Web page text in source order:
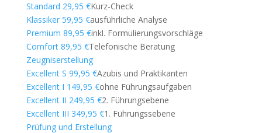
Standard 29,95 €Kurz-Check
Klassiker 59,95 €ausführliche Analyse
Premium 89,95 €inkl. Formulierungsvorschläge
Comfort 89,95 €Telefonische Beratung
Zeugniserstellung
Excellent S 99,95 €Azubis und Praktikanten
Excellent I 149,95 €ohne Führungsaufgaben
Excellent II 249,95 €2. Führungsebene
Excellent III 349,95 €1. Führungssebene
Prüfung und Erstellung